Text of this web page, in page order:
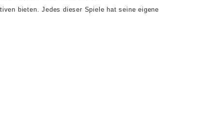
bieten. Jedes dieser Spiele hat seine eigene